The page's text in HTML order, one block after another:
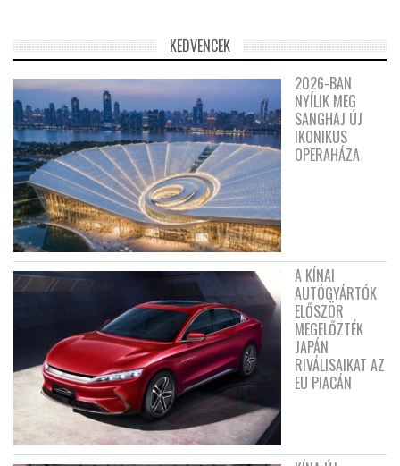
KEDVENCEK
2026-BAN
NYÍLIK MEG
SANGHAJ ÚJ
IKONIKUS
OPERAHÁZA
A KÍNAI
AUTÓGYÁRTÓK
ELŐSZÖR
MEGELŐZTÉK
JAPÁN
RIVÁLISAIKAT AZ
EU PIACÁN